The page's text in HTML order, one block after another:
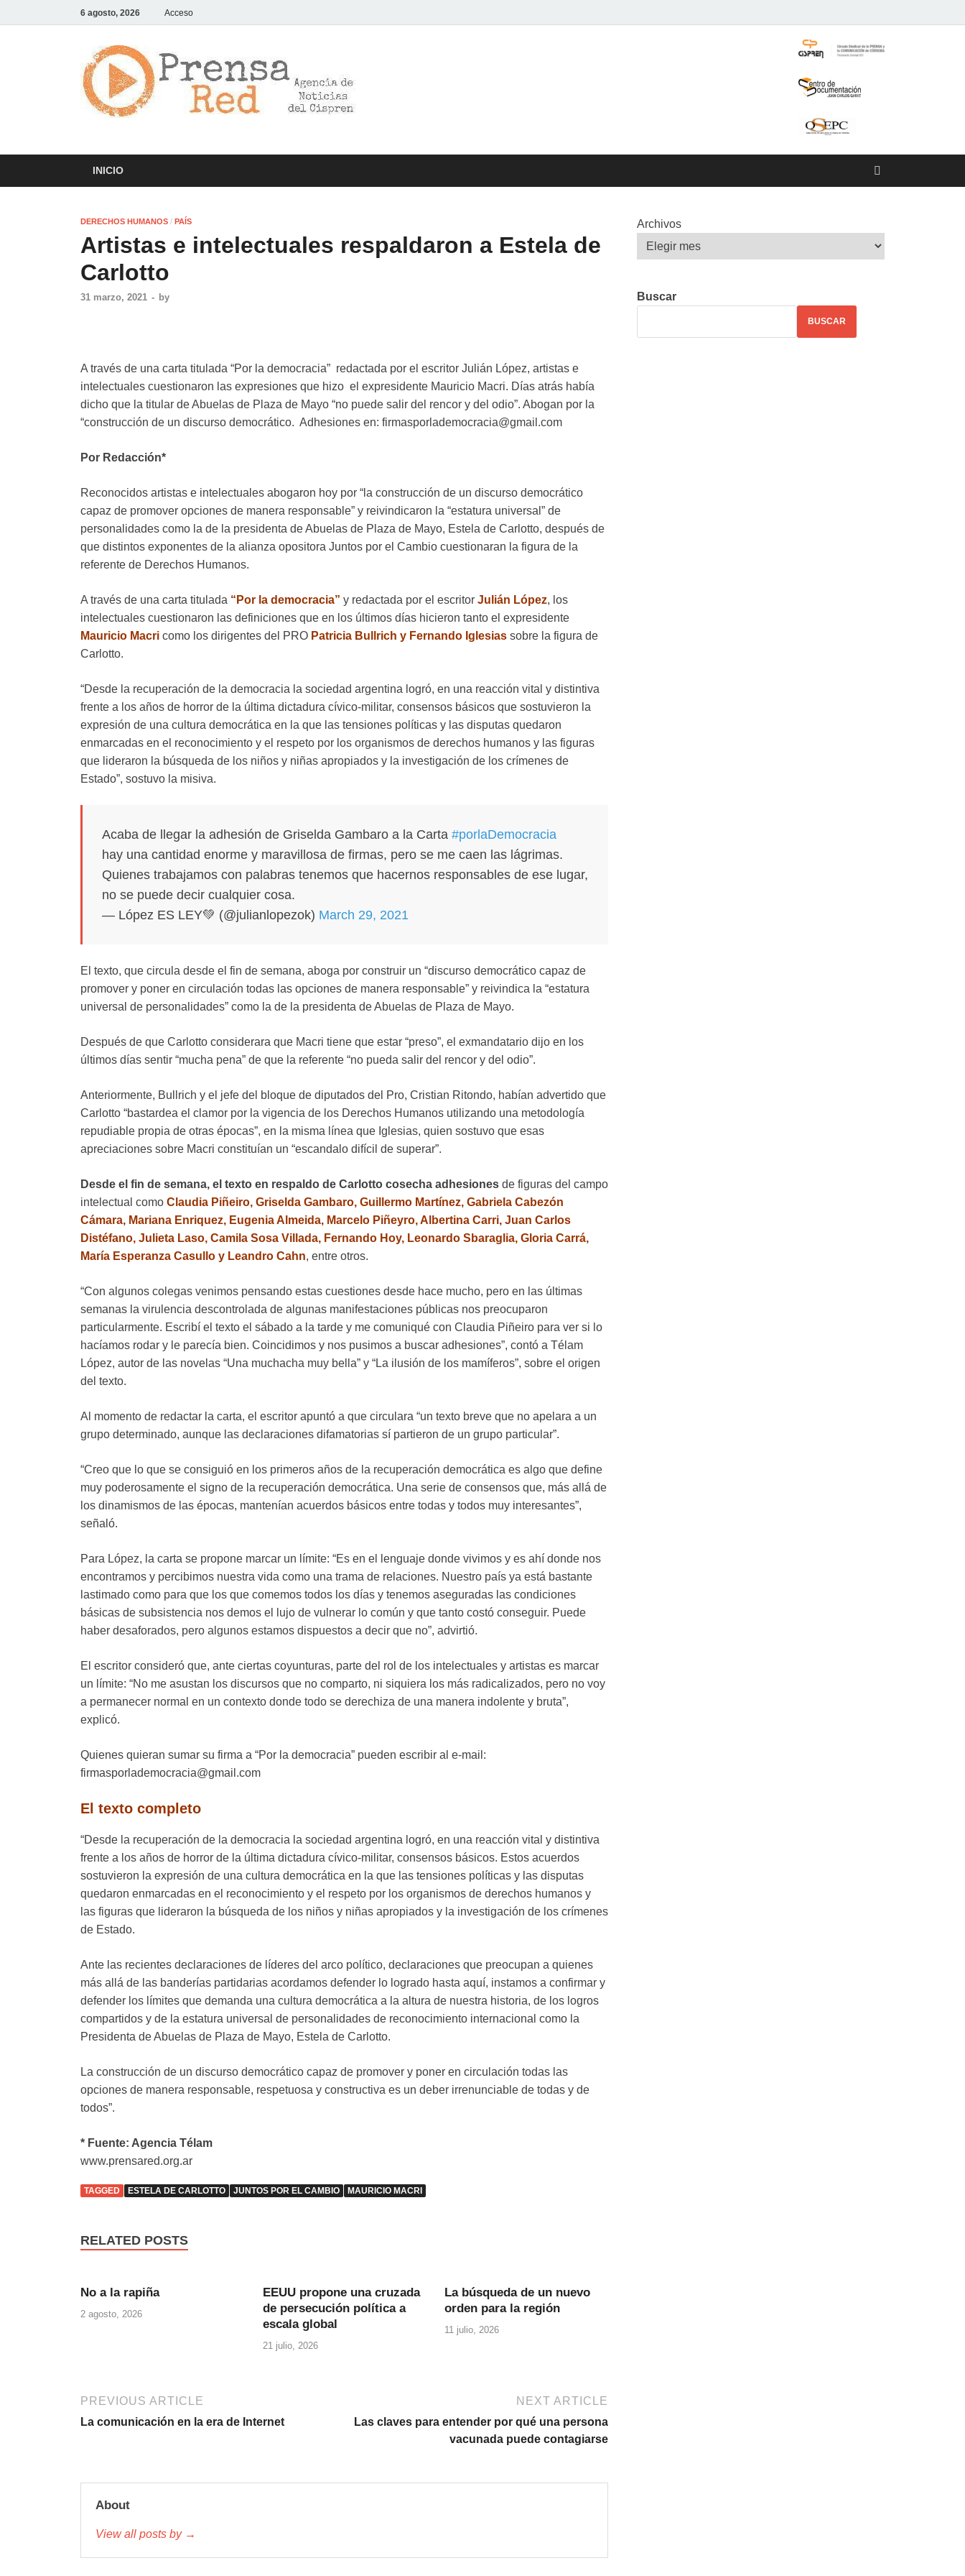
6 agosto, 2026 Acceso
INICIO
DERECHOS HUMANOS / PAÍS
Artistas e intelectuales respaldaron a Estela de
Carlotto
31 marzo, 2021 - by
A través de una carta titulada “Por la democracia” redactada por el escritor Julián López, artistas e
intelectuales cuestionaron las expresiones que hizo el expresidente Mauricio Macri. Días atrás había
dicho que la titular de Abuelas de Plaza de Mayo “no puede salir del rencor y del odio”. Abogan por la
“construcción de un discurso democrático. Adhesiones en: firmasporlademocracia@gmail.com
Por Redacción*
Reconocidos artistas e intelectuales abogaron hoy por “la construcción de un discurso democrático
capaz de promover opciones de manera responsable” y reivindicaron la “estatura universal” de
personalidades como la de la presidenta de Abuelas de Plaza de Mayo, Estela de Carlotto, después de
que distintos exponentes de la alianza opositora Juntos por el Cambio cuestionaran la figura de la
referente de Derechos Humanos.
A través de una carta titulada “Por la democracia” y redactada por el escritor Julián López, los
intelectuales cuestionaron las definiciones que en los últimos días hicieron tanto el expresidente
Mauricio Macri como los dirigentes del PRO Patricia Bullrich y Fernando Iglesias sobre la figura de
Carlotto.
“Desde la recuperación de la democracia la sociedad argentina logró, en una reacción vital y distintiva
frente a los años de horror de la última dictadura cívico-militar, consensos básicos que sostuvieron la
expresión de una cultura democrática en la que las tensiones políticas y las disputas quedaron
enmarcadas en el reconocimiento y el respeto por los organismos de derechos humanos y las figuras
que lideraron la búsqueda de los niños y niñas apropiados y la investigación de los crímenes de
Estado”, sostuvo la misiva.
Acaba de llegar la adhesión de Griselda Gambaro a la Carta #porlaDemocracia
hay una cantidad enorme y maravillosa de firmas, pero se me caen las lágrimas.
Quienes trabajamos con palabras tenemos que hacernos responsables de ese lugar,
no se puede decir cualquier cosa.
— López ES LEY💚 (@julianlopezok) March 29, 2021
El texto, que circula desde el fin de semana, aboga por construir un “discurso democrático capaz de
promover y poner en circulación todas las opciones de manera responsable” y reivindica la “estatura
universal de personalidades” como la de la presidenta de Abuelas de Plaza de Mayo.
Después de que Carlotto considerara que Macri tiene que estar “preso”, el exmandatario dijo en los
últimos días sentir “mucha pena” de que la referente “no pueda salir del rencor y del odio”.
Anteriormente, Bullrich y el jefe del bloque de diputados del Pro, Cristian Ritondo, habían advertido que
Carlotto “bastardea el clamor por la vigencia de los Derechos Humanos utilizando una metodología
repudiable propia de otras épocas”, en la misma línea que Iglesias, quien sostuvo que esas
apreciaciones sobre Macri constituían un “escandalo difícil de superar”.
Desde el fin de semana, el texto en respaldo de Carlotto cosecha adhesiones de figuras del campo
intelectual como Claudia Piñeiro, Griselda Gambaro, Guillermo Martínez, Gabriela Cabezón
Cámara, Mariana Enriquez, Eugenia Almeida, Marcelo Piñeyro, Albertina Carri, Juan Carlos
Distéfano, Julieta Laso, Camila Sosa Villada, Fernando Hoy, Leonardo Sbaraglia, Gloria Carrá,
María Esperanza Casullo y Leandro Cahn, entre otros.
“Con algunos colegas venimos pensando estas cuestiones desde hace mucho, pero en las últimas
semanas la virulencia descontrolada de algunas manifestaciones públicas nos preocuparon
particularmente. Escribí el texto el sábado a la tarde y me comuniqué con Claudia Piñeiro para ver si lo
hacíamos rodar y le parecía bien. Coincidimos y nos pusimos a buscar adhesiones”, contó a Télam
López, autor de las novelas “Una muchacha muy bella” y “La ilusión de los mamíferos”, sobre el origen
del texto.
Al momento de redactar la carta, el escritor apuntó a que circulara “un texto breve que no apelara a un
grupo determinado, aunque las declaraciones difamatorias sí partieron de un grupo particular”.
“Creo que lo que se consiguió en los primeros años de la recuperación democrática es algo que define
muy poderosamente el signo de la recuperación democrática. Una serie de consensos que, más allá de
los dinamismos de las épocas, mantenían acuerdos básicos entre todas y todos muy interesantes”,
señaló.
Para López, la carta se propone marcar un límite: “Es en el lenguaje donde vivimos y es ahí donde nos
encontramos y percibimos nuestra vida como una trama de relaciones. Nuestro país ya está bastante
lastimado como para que los que comemos todos los días y tenemos aseguradas las condiciones
básicas de subsistencia nos demos el lujo de vulnerar lo común y que tanto costó conseguir. Puede
haber desaforados, pero algunos estamos dispuestos a decir que no”, advirtió.
El escritor consideró que, ante ciertas coyunturas, parte del rol de los intelectuales y artistas es marcar
un límite: “No me asustan los discursos que no comparto, ni siquiera los más radicalizados, pero no voy
a permanecer normal en un contexto donde todo se derechiza de una manera indolente y bruta”,
explicó.
Quienes quieran sumar su firma a “Por la democracia” pueden escribir al e-mail:
firmasporlademocracia@gmail.com
El texto completo
“Desde la recuperación de la democracia la sociedad argentina logró, en una reacción vital y distintiva
frente a los años de horror de la última dictadura cívico-militar, consensos básicos. Estos acuerdos
sostuvieron la expresión de una cultura democrática en la que las tensiones políticas y las disputas
quedaron enmarcadas en el reconocimiento y el respeto por los organismos de derechos humanos y
las figuras que lideraron la búsqueda de los niños y niñas apropiados y la investigación de los crímenes
de Estado.
Ante las recientes declaraciones de líderes del arco político, declaraciones que preocupan a quienes
más allá de las banderías partidarias acordamos defender lo logrado hasta aquí, instamos a confirmar y
defender los límites que demanda una cultura democrática a la altura de nuestra historia, de los logros
compartidos y de la estatura universal de personalidades de reconocimiento internacional como la
Presidenta de Abuelas de Plaza de Mayo, Estela de Carlotto.
La construcción de un discurso democrático capaz de promover y poner en circulación todas las
opciones de manera responsable, respetuosa y constructiva es un deber irrenunciable de todas y de
todos”.
* Fuente: Agencia Télam
www.prensared.org.ar
TAGGED ESTELA DE CARLOTTO JUNTOS POR EL CAMBIO MAURICIO MACRI
RELATED POSTS
No a la rapiña
2 agosto, 2026
EEUU propone una cruzada
de persecución política a
escala global
21 julio, 2026
La búsqueda de un nuevo
orden para la región
11 julio, 2026
PREVIOUS ARTICLE
La comunicación en la era de Internet
NEXT ARTICLE
Las claves para entender por qué una persona
vacunada puede contagiarse
About
View all posts by →
Archivos
Buscar
BUSCAR